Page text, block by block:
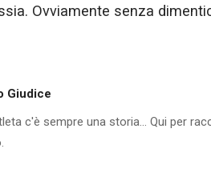
Ovviamente senza
Giudice
c'è sempre una storia... Qui per